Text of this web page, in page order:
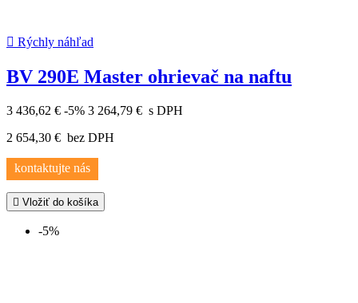
 Rýchly náhľad
BV 290E Master ohrievač na naftu
3 436,62 € -5% 3 264,79 € s DPH
2 654,30 € bez DPH
kontaktujte nás
 Vložiť do košíka
-5%